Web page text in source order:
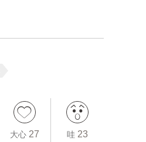
大心 27 哇 23